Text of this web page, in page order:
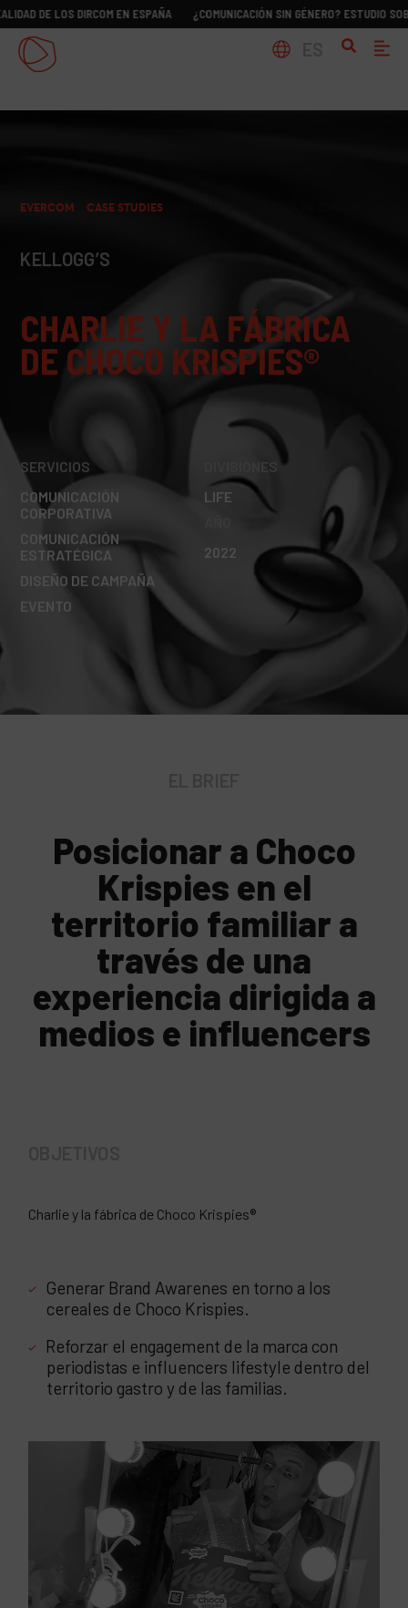
LOS DIRCOM EN ESPAÑA ¿COMUNICACIÓN SIN GÉNERO? ESTUDIO SOBRE LA
EVERCOM >CASE STUDIES
KELLOGG’S
CHARLIE Y LA FÁBRICA
DE CHOCO KRISPIES®
SERVICIOS
COMUNICACIÓN
CORPORATIVA
COMUNICACIÓN
ESTRATÉGICA
DISEÑO DE CAMPAÑA
EVENTO
DIVISIONES
LIFE
2022
Posicionar a Choco
Krispies en el
territorio familiar a
través de una
experiencia dirigida a
medios e influencers
Charlie y la fábrica de Choco Krispies®
Generar Brand Awarenes en torno a los
cereales de Choco Krispies.
Reforzar el engagement de la marca con
periodistas e influencers lifestyle dentro del
territorio gastro y de las familias.